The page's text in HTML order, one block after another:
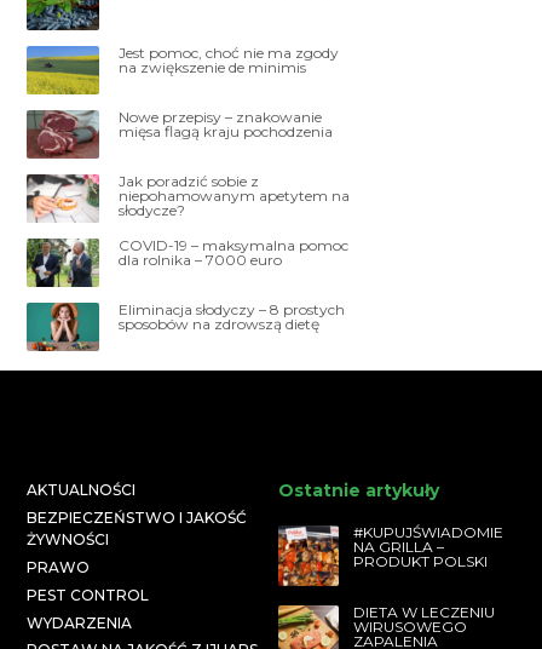
Jest pomoc, choć nie ma zgody
na zwiększenie de minimis
Nowe przepisy – znakowanie
mięsa flagą kraju pochodzenia
Jak poradzić sobie z
niepohamowanym apetytem na
słodycze?
COVID-19 – maksymalna pomoc
dla rolnika – 7000 euro
Eliminacja słodyczy – 8 prostych
sposobów na zdrowszą dietę
AKTUALNOŚCI
BEZPIECZEŃSTWO I JAKOŚĆ
ŻYWNOŚCI
PRAWO
PEST CONTROL
WYDARZENIA
Ostatnie artykuły
#KUPUJŚWIADOMIE
NA GRILLA –
PRODUKT POLSKI
DIETA W LECZENIU
WIRUSOWEGO
ZAPALENIA